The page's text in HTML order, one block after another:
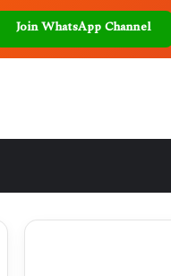
Join WhatsApp Channel